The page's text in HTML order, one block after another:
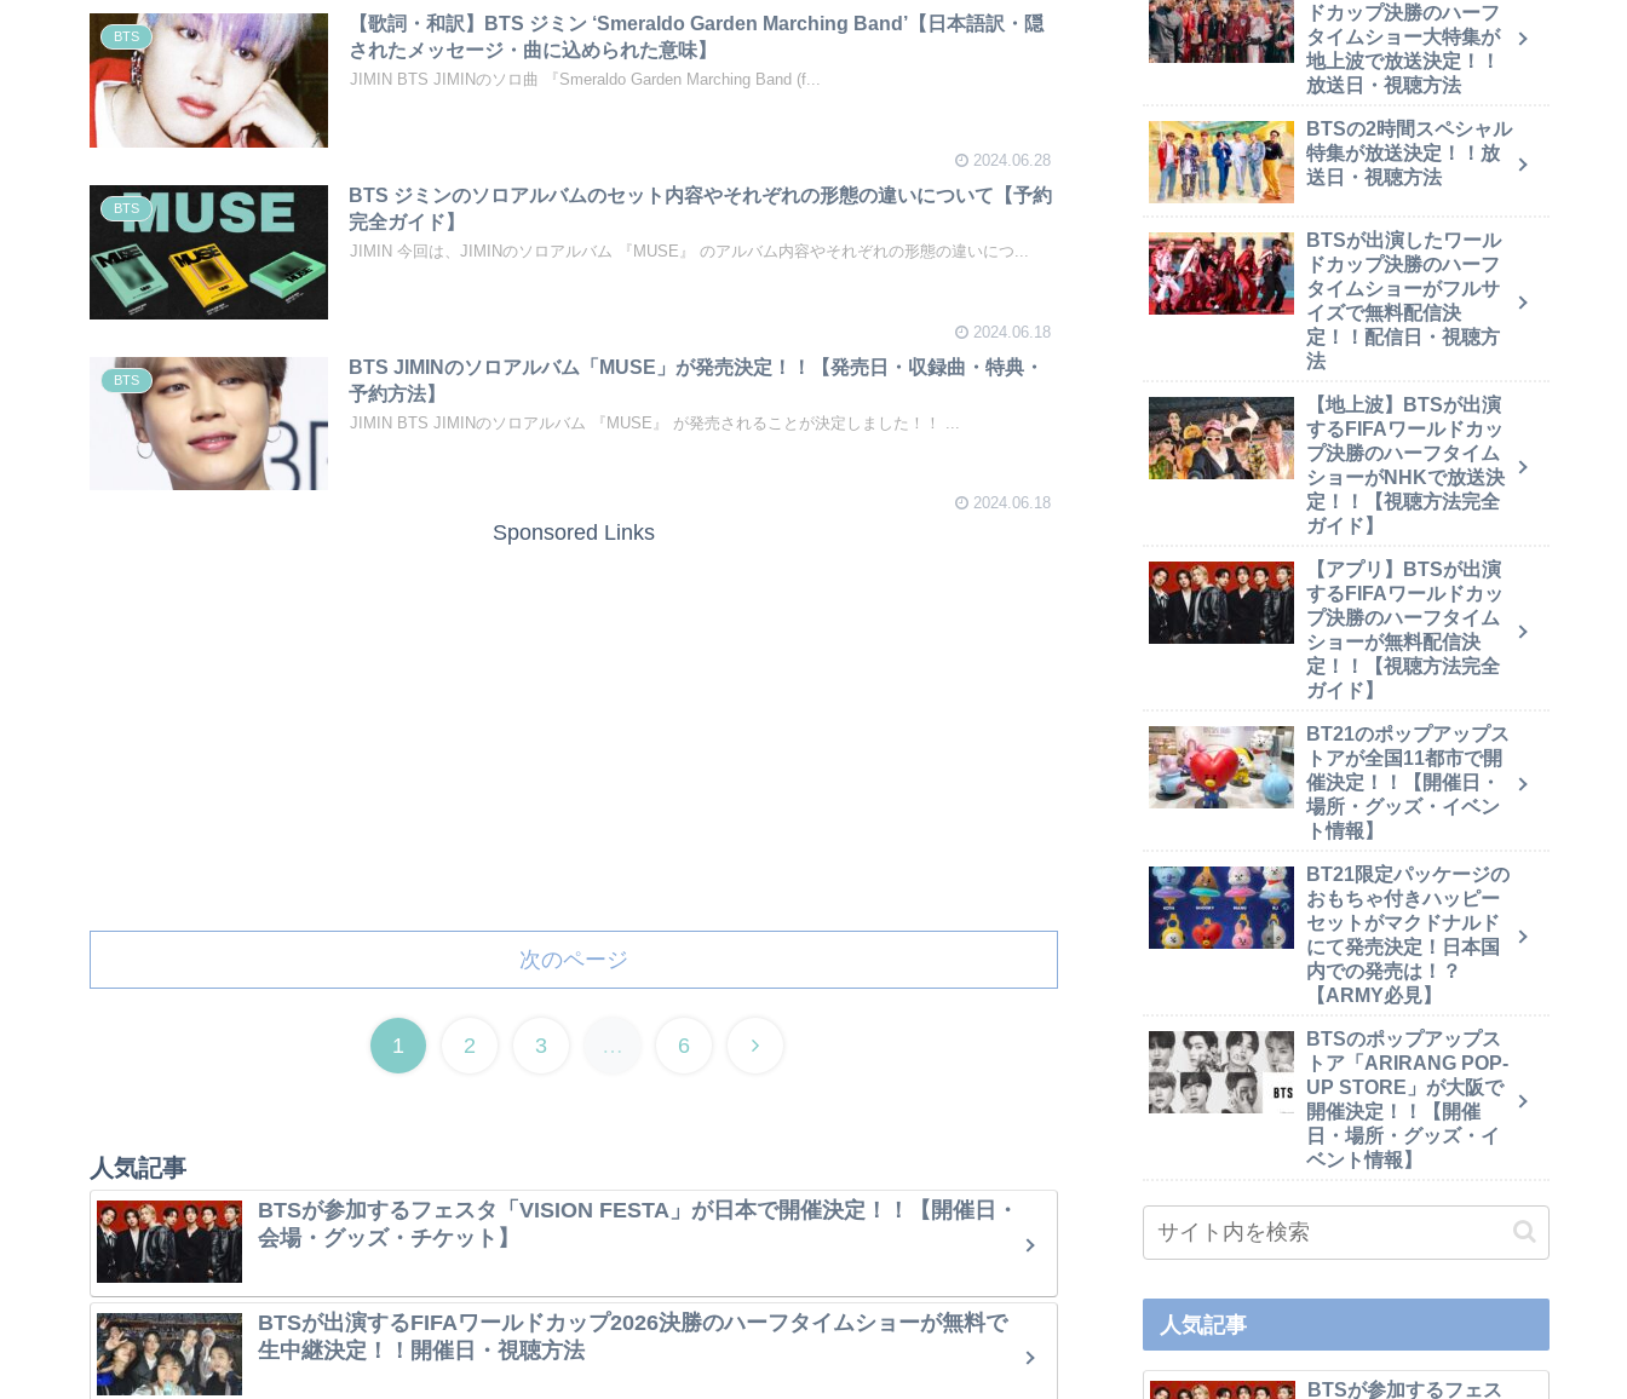
BTS
【歌詞・和訳】BTS ジミン ‘Smeraldo Garden Marching Band’【日本語訳・隠
されたメッセージ・曲に込められた意味】
JIMIN BTS JIMINのソロ曲 『Smeraldo Garden Marching Band (f...
2024.06.28
BTS
BTS ジミンのソロアルバムのセット内容やそれぞれの形態の違いについて【予約
完全ガイド】
JIMIN 今回は、JIMINのソロアルバム 『MUSE』 のアルバム内容やそれぞれの形態の違いにつ...
2024.06.18
BTS
BTS JIMINのソロアルバム「MUSE」が発売決定！！【発売日・収録曲・特典・
予約方法】
JIMIN BTS JIMINのソロアルバム 『MUSE』 が発売されることが決定しました！！ ...
2024.06.18
Sponsored Links
次のページ
1 2 3 … 6
人気記事
BTSが参加するフェスタ「VISION FESTA」が日本で開催決定！！【開催日・
会場・グッズ・チケット】
BTSが出演するFIFAワールドカップ2026決勝のハーフタイムショーが無料で
生中継決定！！開催日・視聴方法
ドカップ決勝のハーフ
タイムショー大特集が
地上波で放送決定！！
放送日・視聴方法
BTSの2時間スペシャル
特集が放送決定！！放
送日・視聴方法
BTSが出演したワール
ドカップ決勝のハーフ
タイムショーがフルサ
イズで無料配信決
定！！配信日・視聴方
法
【地上波】BTSが出演
するFIFAワールドカッ
プ決勝のハーフタイム
ショーがNHKで放送決
定！！【視聴方法完全
ガイド】
【アプリ】BTSが出演
するFIFAワールドカッ
プ決勝のハーフタイム
ショーが無料配信決
定！！【視聴方法完全
ガイド】
BT21のポップアップス
トアが全国11都市で開
催決定！！【開催日・
場所・グッズ・イベン
ト情報】
BT21限定パッケージの
おもちゃ付きハッピー
セットがマクドナルド
にて発売決定！日本国
内での発売は！？
【ARMY必見】
BTSのポップアップス
トア「ARIRANG POP-
UP STORE」が大阪で
開催決定！！【開催
日・場所・グッズ・イ
ベント情報】
人気記事
BTSが参加するフェス